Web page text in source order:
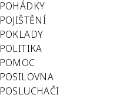
POHÁDKY
POJIŠTĚNÍ
POKLADY
POLITIKA
POMOC
POSILOVNA
POSLUCHAČI